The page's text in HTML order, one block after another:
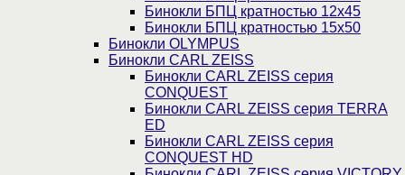
Бинокли БПЦ кратностью 12х45
Бинокли БПЦ кратностью 15х50
Бинокли OLYMPUS
Бинокли CARL ZEISS
Бинокли CARL ZEISS серия
CONQUEST
Бинокли CARL ZEISS серия TERRA
ED
Бинокли CARL ZEISS серия
CONQUEST HD